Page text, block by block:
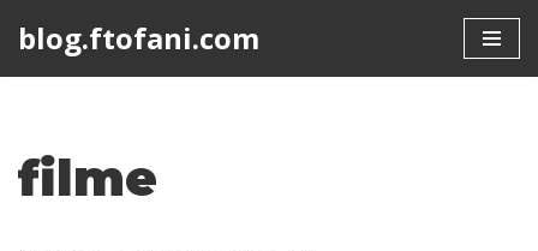
blog.ftofani.com
filme